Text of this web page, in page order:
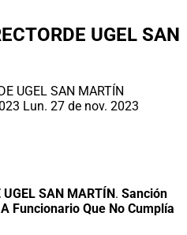
UGEL SAN
Lun. 27 de nov. 2023
UGEL SAN MARTÍN. Sanción
Funcionario Que No Cumplía